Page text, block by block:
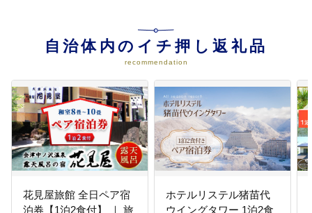
(5)協働により、みらいをひらく。
「新しい時代の行財政運営」「住
自治体内のイチ押し返礼品
recommendation
花見屋旅館 全日ペア宿
泊券【1泊2食付】 ｜ 旅
ホテルリステル猪苗代
ウイングタワー 1泊2食